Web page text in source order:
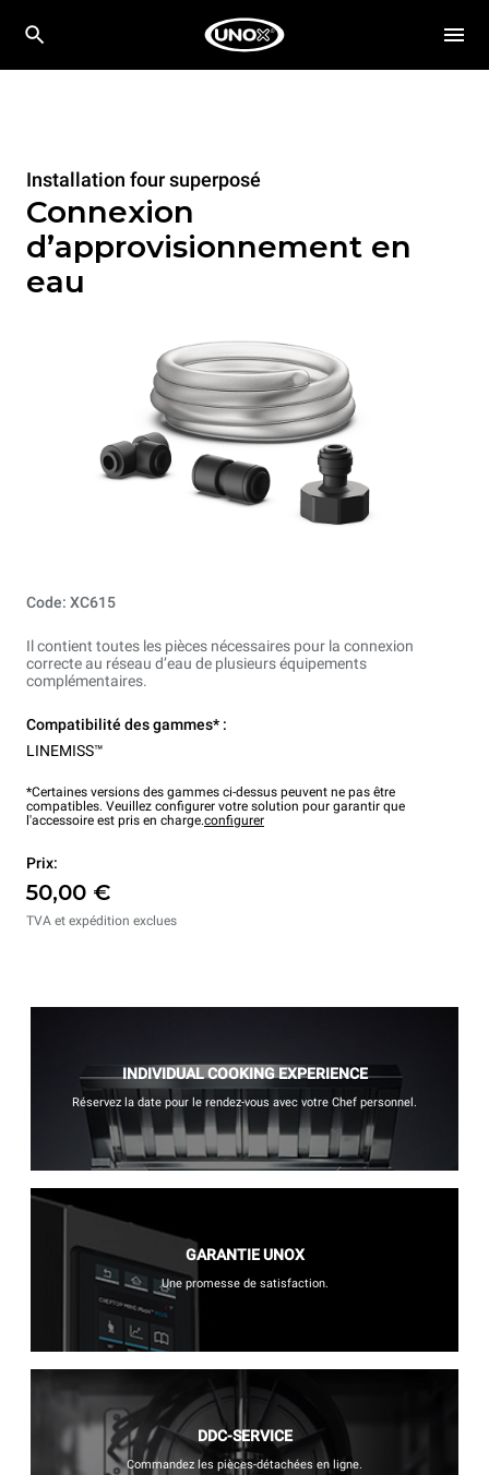
Installation four superposé
Connexion
d’approvisionnement en
eau
Code: XC615
Il contient toutes les pièces nécessaires pour la connexion
correcte au réseau d’eau de plusieurs équipements
complémentaires.
Compatibilité des gammes* :
LINEMISS™
*Certaines versions des gammes ci-dessus peuvent ne pas être
compatibles. Veuillez configurer votre solution pour garantir que
l'accessoire est pris en charge.configurer
Prix:
50,00 €
TVA et expédition exclues
INDIVIDUAL COOKING EXPERIENCE
Réservez la date pour le rendez-vous avec votre Chef personnel.
GARANTIE UNOX
Une promesse de satisfaction.
DDC-SERVICE
Commandez les pièces-détachées en ligne.